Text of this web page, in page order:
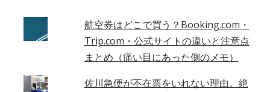
航空券はどこで買う？Booking.com・
Trip.com・公式サイトの違いと注意点
まとめ（痛い目にあった側のメモ）
佐川急便が不在票をいれない理由。絶